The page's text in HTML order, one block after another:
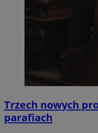
Trzech nowych
parafiach